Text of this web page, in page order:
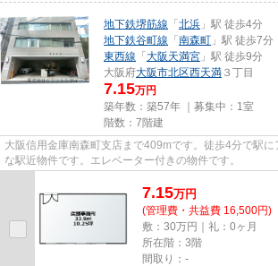
地下鉄堺筋線 「 北浜 」駅 徒歩4分
地下鉄谷町線 「 南森町 」駅 徒歩7分
東西線 「 大阪天満宮 」駅 徒歩9分
大阪府大阪市北区西天満 ３丁目
7.15万円
築年数：築57年 ｜募集中： 1室
階数：7階建
大阪信用金庫南森町支店まで409mです。徒歩4分で駅
な駅近物件です。エレベーター付きの物件です。
7.15万円
(管理費・共益費 16,500円)
敷：30万円｜礼：0ヶ月
所在階：3階
間取り：-